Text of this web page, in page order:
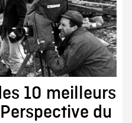
10 meilleurs
du